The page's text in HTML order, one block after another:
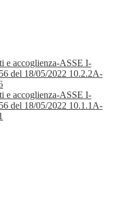
e accoglienza-ASSE I-
del 18/05/2022 10.2.2A-
e accoglienza-ASSE I-
del 18/05/2022 10.1.1A-